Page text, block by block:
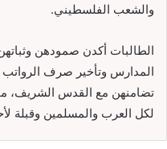
والشعب الفلسطيني.
الطالبات أكدن صمودهن
المدارس وتأخير صرف الرواتب
تضامنهن مع القدس
لكل العرب والمسلمين وقبلة